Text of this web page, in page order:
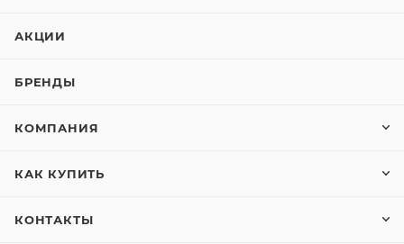
АКЦИИ
БРЕНДЫ
КОМПАНИЯ
КАК КУПИТЬ
КОНТАКТЫ